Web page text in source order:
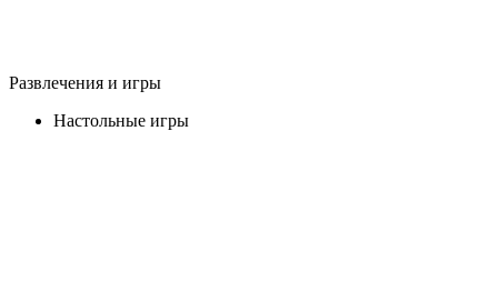
Развлечения и игры
Настольные игры